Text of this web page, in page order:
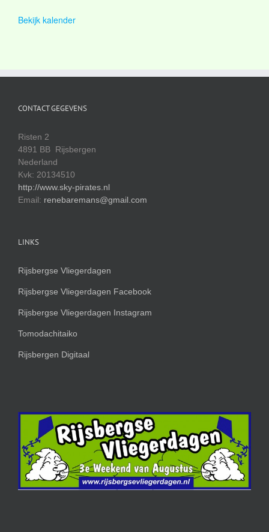
Bekijk kalender
CONTACT GEGEVENS
Risten 2
4891 BB Rijsbergen
Nederland
Kvk: 20134510
http://www.sky-pirates.nl
Email: renebaremans@gmail.com
LINKS
Rijsbergse Vliegerdagen
Rijsbergse Vliegerdagen Facebook
Rijsbergse Vliegerdagen Instagram
Tomodachitaiko
Rijsbergen Digitaal